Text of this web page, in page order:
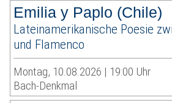
Emilia y Paplo (Chile)
Lateinamerikanische Poesie
und Flamenco
Montag, 10.08.2026 | 19:00 Uhr
Bach-Denkmal